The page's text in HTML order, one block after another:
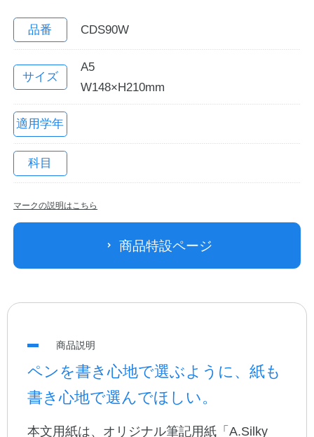
お問い合わせ
English
教職員の皆さまへ
公式アカウント
品番 CDS90W
サイズ
A5
W148×H210mm
適用学年
科目
マークの説明はこちら
商品特設ページ
商品説明
ペンを書き心地で選ぶように、紙も
書き心地で選んでほしい。
本文用紙は、オリジナル筆記用紙「A.Silky